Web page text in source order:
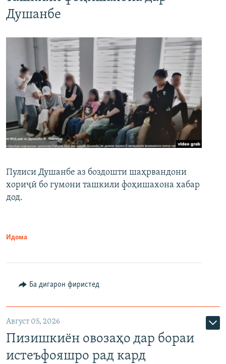
Душанбе
Пулиси Душанбе аз боздошти шаҳрвандони
хориҷӣ бо гумони ташкили фоҳишахона хабар
дод.
Идома
Ба дигарон фиристед
Август 05, 2026
Пизишкиён овозаҳо дар бораи
истеъфояшро рад кард